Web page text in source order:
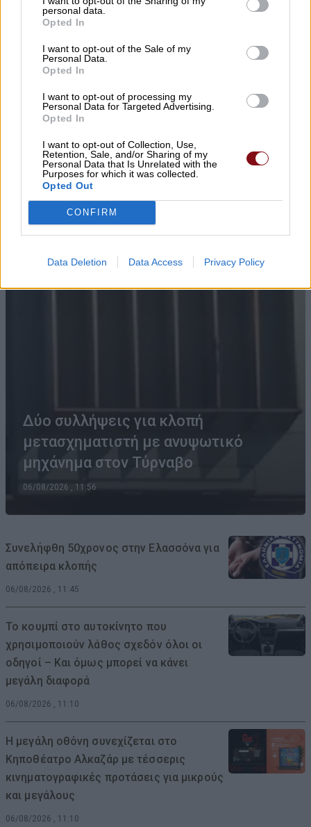
personal data.
Opted In
I want to opt-out of the Sale of my
Personal Data.
Opted In
I want to opt-out of processing my
Personal Data for Targeted Advertising.
Opted In
I want to opt-out of Collection, Use,
Retention, Sale, and/or Sharing of my
Personal Data that Is Unrelated with the
Purposes for which it was collected.
Opted Out
CONFIRM
Data Deletion Data Access Privacy Policy
Δύο συλλήψεις για κλοπή
μετασχηματιστή με ανυψωτικό
μηχάνημα στον Τύρναβο
06/08/2026 , 11:56
Συνελήφθη 50χρονος στην Ελασσόνα για
απόπειρα κλοπής
06/08/2026 , 11:45
Το κουμπί στο αυτοκίνητο που
χρησιμοποιούν λάθος σχεδόν όλοι οι
οδηγοί – Και όμως μπορεί να κάνει
μεγάλη διαφορά
06/08/2026 , 11:10
Η μεγάλη οθόνη συνεχίζεται στο
Κηποθέατρο Αλκαζάρ με τέσσερις
κινηματογραφικές προτάσεις για μικρούς
και μεγάλους
06/08/2026 , 11:10